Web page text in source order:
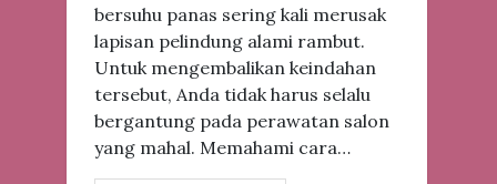
bersuhu panas sering kali merusak
lapisan pelindung alami rambut.
Untuk mengembalikan keindahan
tersebut, Anda tidak harus selalu
bergantung pada perawatan salon
yang mahal. Memahami cara…